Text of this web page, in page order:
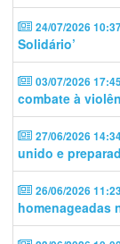
24/07/2026
Solidário’
03/07/2026
combate à
27/06/2026
unido e
26/06/2026
homenageadas